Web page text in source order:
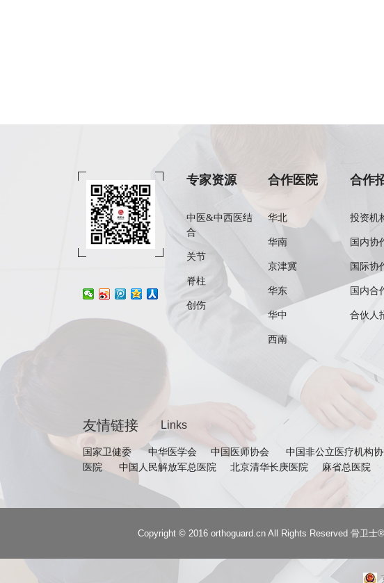
专家资源
中医&中西医结
合
关节
脊柱
创伤
合作医院
华北
华南
京津冀
华东
华中
西南
合作
投资机
国内协
国际协
国内合
合伙人
友情链接 Links
国家卫健委 中华医学会 中国医师协会 中国非公立医疗机构
医院
中国人民解放军总医院 北京清华长庚医院 麻省总医院
Copyright © 2016 orthoguard.cn All Rights Reserved 骨卫